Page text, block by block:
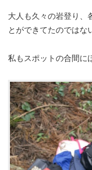
大人も久々の岩登り、
とができてたのではな
私もスポットの合間に